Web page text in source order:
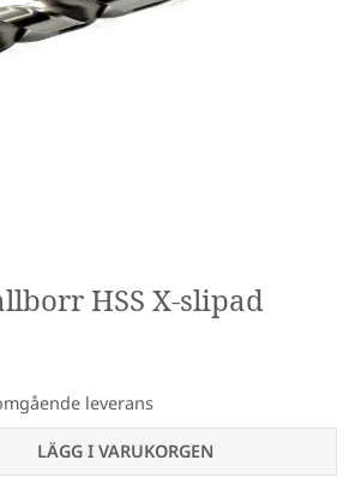
HSS X-slipad
leverans
LÄGG I VARUKORGEN